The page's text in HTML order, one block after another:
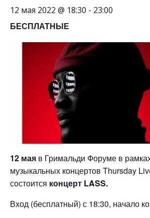
12 мая 2022 @ 18:30 - 23:00
БЕСПЛАТНЫЕ
12 мая в Гримальди Форуме в
музыкальных концертов Thursday
состоится концерт LASS.
Вход (бесплатный) с 18:30, начало